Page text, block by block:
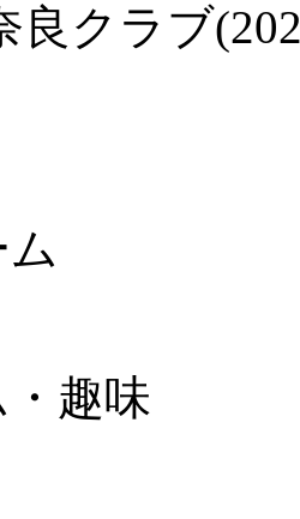
良クラブ
趣味